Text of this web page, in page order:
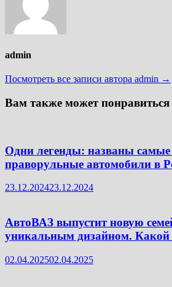
admin
Посмотреть все записи автора admin →
Вам также может понравиться
Одни легенды: названы
праворульные автомобили в
23.12.202423.12.2024
АвтоВАЗ выпустит новую
уникальным дизайном. Какой
02.04.202502.04.2025